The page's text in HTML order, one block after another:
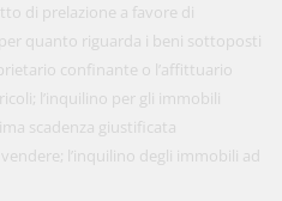
di prelazione a favore di
quanto riguarda i beni sottoposti
confinante o l’affittuario
l’inquilino per gli immobili
scadenza giustificata
l’inquilino degli immobili ad